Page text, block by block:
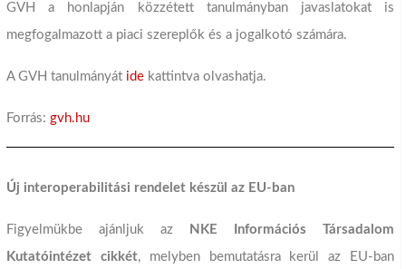
GVH a honlapján közzétett tanulmányban javaslatokat is
megfogalmazott a piaci szereplők és a jogalkotó számára.
A GVH tanulmányát ide kattintva olvashatja.
Forrás: gvh.hu
Új interoperabilitási rendelet készül az EU-ban
Figyelmükbe ajánljuk az NKE Információs Társadalom
Kutatóintézet cikkét, melyben bemutatásra kerül az EU-ban